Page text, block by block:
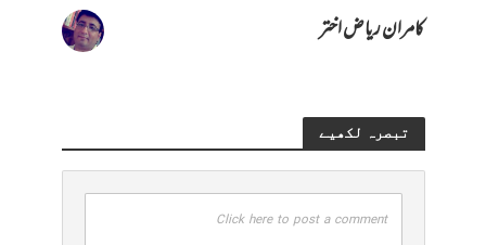
کامران ریاض اختر
تبصرہ لکھیے
Click here to post a comment